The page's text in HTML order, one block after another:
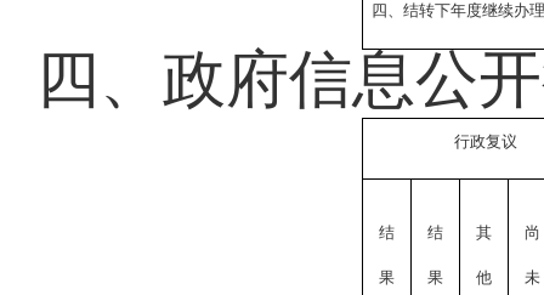
四、结转下年度继续办
四、政府信息公
行政复议
结
果
结
果
其
他
尚
未